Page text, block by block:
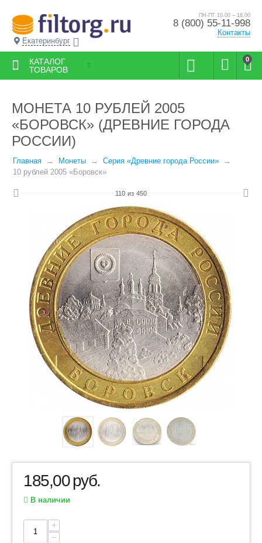
Екатеринбург
ПН-ПТ 10.00 – 18.00
8 (800) 55-11-998
Контакты
0
КАТАЛОГ
ТОВАРОВ
МОНЕТА 10 РУБЛЕЙ 2005
«БОРОВСК» (ДРЕВНИЕ ГОРОДА
РОССИИ)
Главная Монеты
Серия «Древние города России»
10 рублей 2005 «Боровск»
110 из 450
185,00руб.
В наличии
+
−